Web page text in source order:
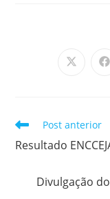
Abre
Leia
artigos
Post anterior
Resultado
Divulgação